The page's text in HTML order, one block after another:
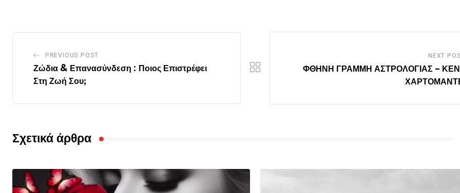
PREVIOUS POST
Ζώδια & Επανασύνδεση : Ποιος Επιστρέφει
Στη Ζωή Σου;
NEXT
ΦΘΗΝΗ ΓΡΑΜΜΗ ΑΣΤΡΟΛΟΓΙΑΣ –
Σχετικά άρθρα